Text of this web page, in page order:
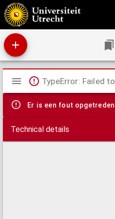
De imitando Christo, contemnendisque
Mirador
viewer
TypeError: Failed
Er is een fout opgetreden
Technical details